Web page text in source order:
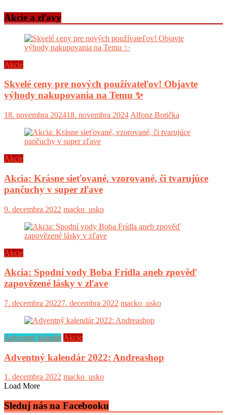
Akcie a zľavy
Akcie
Skvelé ceny pre nových používateľov! Objavte
výhody nakupovania na Temu ✨
18. novembra 202418. novembra 2024 Alfonz Botička
Akcie
Akcia: Krásne sieťované, vzorované, či tvarujúce
pančuchy v super zľave
9. decembra 2022 macko_usko
Akcie
Akcia: Spodní vody Boba Frídla aneb zpověď
zapovězené lásky v zľave
7. decembra 20227. decembra 2022 macko_usko
Adventný kaledár Akcie
Adventný kalendár 2022: Andreashop
1. decembra 2022 macko_usko
Load More
Sleduj nás na Facebooku